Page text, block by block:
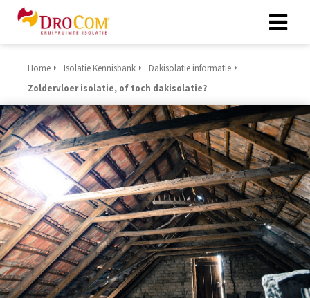
Home Isolatie Kennisbank
Dakisolatie informatie
Zoldervloer isolatie, of toch dakisolatie?